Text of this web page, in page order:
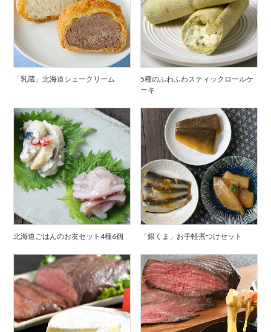
「乳蔵」北海道シュークリーム
5種のふわふわスティックロールケ
ーキ
北海道ごはんのお友セット4種6個 「銀くま」お手軽煮つけセット